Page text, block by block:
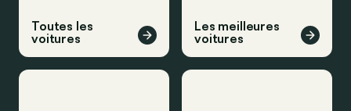
Toutes les
voitures
Les meilleures
voitures